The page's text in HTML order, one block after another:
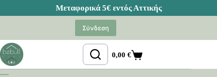
Σύνδεση
Καλάθι
Αγορών
0,00€